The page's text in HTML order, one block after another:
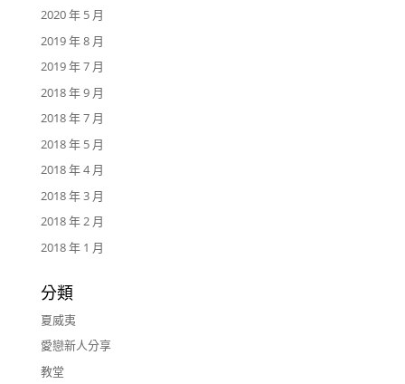
2020 年 5 月
2019 年 8 月
2019 年 7 月
2018 年 9 月
2018 年 7 月
2018 年 5 月
2018 年 4 月
2018 年 3 月
2018 年 2 月
2018 年 1 月
分類
夏威夷
愛戀新人分享
教堂